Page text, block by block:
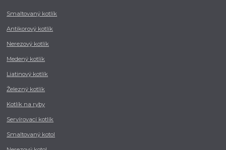
Smaltovaný kotlík
Antikorový kotlík
Nerezový kotlík
Medený kotlík
Liatinový kotlík
Železný kotlík
Kotlík na ryby
Servírovací kotlík
Smaltovaný kotol